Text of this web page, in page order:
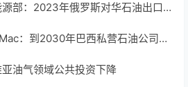
（俄罗斯出口量）俄能源部：2023年俄罗斯对华石油出口量将超1亿吨，同比增长15%
（美国欧佩克）WoodMac：到2030年巴西私营石油公司的石油产量将增加75%
亚油气领域公共投资下降